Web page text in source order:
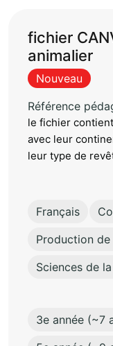
fichier
animalier
Nouveau
Référence
le fichier
avec leur
leur type de
Français
Production de
Sciences de
3e année (~7